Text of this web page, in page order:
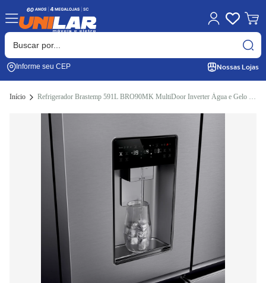
Informe seu CEP Nossas Lojas
Início Refrigerador Brastemp 591L BRO90MK MultiDoor Inverter Água e Gelo na Porta Cor Inox 220V